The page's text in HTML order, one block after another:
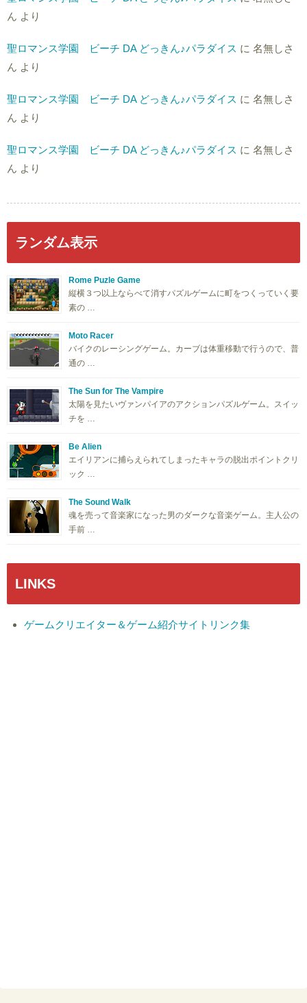
ん より
聖ロマンス学園 ビーチ DA どっきん♪パラダイス に 名無しさ
ん より
聖ロマンス学園 ビーチ DA どっきん♪パラダイス に 名無しさ
ん より
聖ロマンス学園 ビーチ DA どっきん♪パラダイス に 名無しさ
ん より
ランダム表示
Rome Puzle Game
縦横３つ以上ならべて消すパズルゲームに町をつくっていく要
素の …
Moto Racer
バイクのレーシングゲーム。カーブは体重移動で行うので、普
通の …
The Sun for The Vampire
太陽を見たいヴァンパイアのアクションパズルゲーム。スイッ
チを …
Be Alien
エイリアンに捕らえられてしまったキャラの脱出ポイントクリ
ック …
The Sound Walk
魂を売って音楽家になった男のダークな音楽ゲーム。主人公の
手前 …
LINKS
ゲームクリエイター＆ゲーム紹介サイトリンク集